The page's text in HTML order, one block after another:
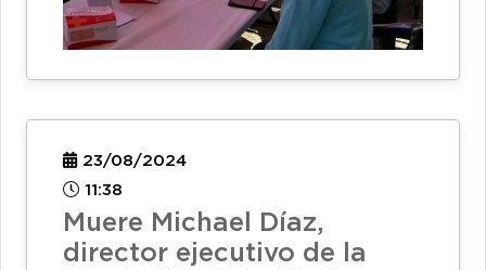
23/08/2024
11:38
Muere Michael Díaz,
director ejecutivo de la